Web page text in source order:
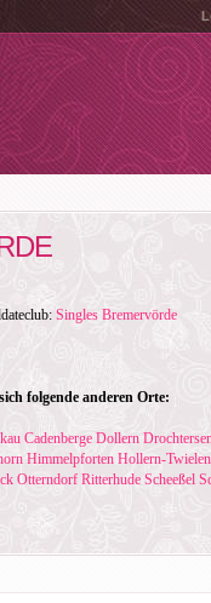
Singles Bremervörde
folgende anderen Orte:
Cadenberge Dollern
Himmelpforten Hollern-
Otterndorf Ritterhude Scheeßel